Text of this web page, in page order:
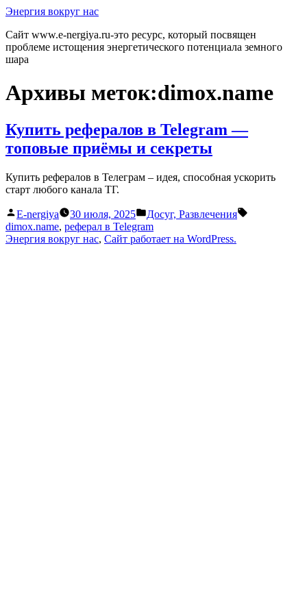
Перейти
содержимому
Энергия вокруг нас
Сайт www.e-nergiya.ru-это ресурс, который посвящен
проблеме истощения энергетического потенциала земного
шара
Архивы меток:dimox.name
Купить рефералов в Telegram —
топовые приёмы и секреты
Купить рефералов в Телеграм – идея, способная ускорить
старт любого канала ТГ.
Написано
автором
E-nergiya 30 июля, 2025
Написано
в
Досуг, Развлечения
dimox.name, реферал в Telegram
Энергия вокруг нас, Сайт работает на WordPress.